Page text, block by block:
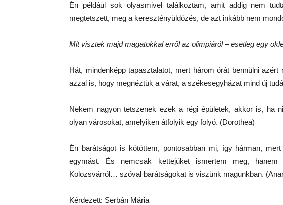
Én például sok olyasmivel találkoztam, amit addig nem
megtetszett, meg a keresztényüldözés, de azt inkább nem
Mit visztek majd magatokkal erről az olimpiáról – esetleg egy
Hát, mindenképp tapasztalatot, mert három órát bennülni
azzal is, hogy megnéztük a várat, a székesegyházat mind új
Nekem nagyon tetszenek ezek a régi épületek, akkor is, ha
olyan városokat, amelyiken átfolyik egy folyó. (Dorothea)
Én barátságot is kötöttem, pontosabban mi, így hárman,
egymást. És nemcsak kettejüket ismertem meg, hanem
Kolozsvárról… szóval barátságokat is viszünk magunkban.
Kérdezett: Serbán Mária